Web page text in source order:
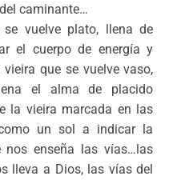
caminante…
vuelve plato, llena de
el cuerpo de energía y
que se vuelve vaso,
el alma de placido
la vieira marcada en las
un sol a indicar la
nos enseña las vías…las
lleva a Dios, las vías del